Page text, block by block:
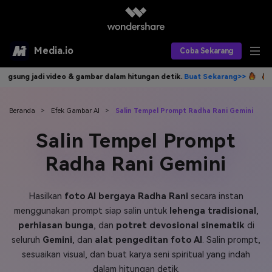
Media.io Coba Sekarang
Alat AI
AI Video
AI Gambar
AI Audio
Model AI yang Didukung
Produk AI
Asisten Video AI
Editor Video AI
Editor Gambar AI
Editor Audio AI
Find More Solutions >>
Efek AI
Efek Video
Efek Foto
Sumber Daya
Panduan Pengguna Apa yang Baru
Harga
Veo3 TOP
dalam hitungan detik.Buat Sekarang>> Tulis idemu, AI langsung
Beranda > Efek Gambar AI > Salin Tempel Prompt Radha Rani Gemini
Salin Tempel Prompt
Radha Rani Gemini
Hasilkan foto AI bergaya Radha Rani secara instan
menggunakan prompt siap salin untuk lehenga tradisional ,
perhiasan bunga, dan potret devosional sinematikdi
seluruh Gemini, dan alat pengeditan foto AI . Salin prompt,
sesuaikan visual, dan buat karya seni spiritual yang indah
dalam hitungan detik.